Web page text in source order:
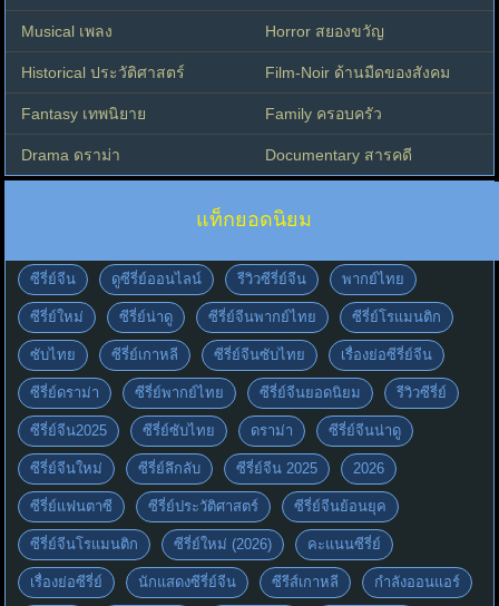
Musical เพลง Horror สยองขวัญ
Historical ประวัติศาสตร์ Film-Noir ด้านมืดของสังคม
Fantasy เทพนิยาย Family ครอบครัว
Drama ดราม่า Documentary สารคดี
แท็กยอดนิยม
ซีรี่ย์จีน ดูซีรี่ย์ออนไลน์ รีวิวซีรี่ย์จีน พากย์ไทย
ซีรี่ย์ใหม่ ซีรี่ย์น่าดู ซีรี่ย์จีนพากย์ไทย ซีรี่ย์โรแมนติก
ซับไทย ซีรี่ย์เกาหลี ซีรี่ย์จีนซับไทย เรื่องย่อซีรี่ย์จีน
ซีรี่ย์ดราม่า ซีรี่ย์พากย์ไทย ซีรี่ย์จีนยอดนิยม รีวิวซีรี่ย์
ซีรี่ย์จีน2025 ซีรี่ย์ซับไทย ดราม่า ซีรี่ย์จีนน่าดู
ซีรี่ย์จีนใหม่ ซีรี่ย์ลึกลับ ซีรี่ย์จีน 2025 2026
ซีรี่ย์แฟนตาซี ซีรี่ย์ประวัติศาสตร์ ซีรี่ย์จีนย้อนยุค
ซีรี่ย์จีนโรแมนติก ซีรี่ย์ใหม่ (2026) คะแนนซีรี่ย์
เรื่องย่อซีรี่ย์ นักแสดงซีรี่ย์จีน ซีรีส์เกาหลี กำลังออนแอร์